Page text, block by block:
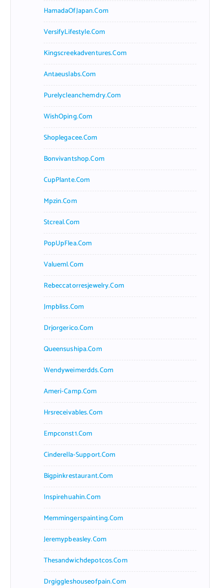
HamadaOfJapan.com
VersifyLifestyle.com
Kingscreekadventures.com
Antaeuslabs.com
Purelycleanchemdry.com
WishOping.com
Shoplegacee.com
Bonvivantshop.com
CupPlante.com
Mpzin.com
Stcreal.com
PopUpFlea.com
Valueml.com
Rebeccatorresjewelry.com
Jmpbliss.com
Drjorgerico.com
Queensushipa.com
Wendyweimerdds.com
Ameri-Camp.com
Hrsreceivables.com
Empconst1.com
Cinderella-Support.com
Bigpinkrestaurant.com
Inspirehuahin.com
Memmingerspainting.com
Jeremypbeasley.com
Thesandwichdepotcos.com
Drgiggleshouseofpain.com